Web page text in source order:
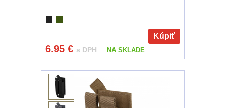
Nepromokavý
potahy a vaky18
Kúpiť
6.95 € s DPH NA SKLADE